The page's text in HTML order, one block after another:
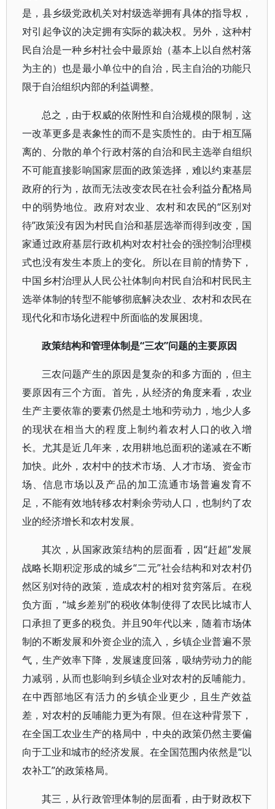
是，县乡级党政机关对村级选举拥有具体的指导权，
对引起争议的决定拥有实际的裁决权。另外，这种村
民自治是一种乡村社会中最原始（基本上以自然村落
为主的）也是最小单位中的自治，民主自治的功能只
限于自治组织内部的利益调整。
总之，由于权威的依附性和自治规模的限制，这
一改革更多是表象性的而不是实质性的。由于相互隔
离的、分散的单个行政村落的自治和民主选举自组织
不可能直接影响国家层面的政策选择，难以约束基层
政府的行为，故而无法改变农民在社会利益分配格局
中的弱势地位。政府对农业、农村和农民的“区别对
待”政策没有因为村民自治和基层选举而得到改变，国
家通过政府基层行政机构对农村社会的强控制治理模
式也没有发生本质上的变化。所以在目前的情势下，
中国乡村治理从人民公社体制向村民自治和村民民主
选举体制的转型不能够彻底解决农业、农村和农民在
现代化和市场化进程中所面临的发展困境。
政策结构和管理体制是“三农”问题的主要原因
三农问题产生的原因是复杂的和多方面的，但主
要原因有三个方面。首先，从经济的角度来看，农业
生产主要依靠的要素仍然是土地和劳动力，地少人多
的现状在相当大的程度上制约着农村人口的收入增
长。尤其是近几年来，农用耕地总面积的递减在不断
加快。此外，农村中的技术市场、人才市场、资金市
场、信息市场以及产品的加工流通市场普遍发育不
足，不能有效地转移农村剩余劳动人口，也制约了农
业的经济增长和农村发展。
其次，从国家政策结构的层面看，因“赶超”发展
战略长期积淀形成的城乡“二元”社会结构和对农村仍
然区别对待的政策，造成农村的相对贫穷落后。在税
负方面，“城乡差别”的税收体制使得了农民比城市人
口承担了更多的税负。并且90年代以来，随着市场体
制的不断发展和外资企业的流入，乡镇企业普遍不景
气，生产效率下降，发展速度回落，吸纳劳动力的能
力减弱，从而也影响到乡镇企业对农村的反哺能力。
在中西部地区有活力的乡镇企业更少，且生产效益
差，对农村的反哺能力更为有限。但在这种背景下，
在全国工农业生产的格局中，中央的政策仍然主要偏
向于工业和城市的经济发展。在全国范围内依然是“以
农补工”的政策格局。
其三，从行政管理体制的层面看，由于财政权下